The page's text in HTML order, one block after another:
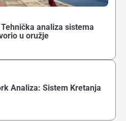
analiza sistema
u oružje
Analiza: Sistem Kretanja
u Srbiji: Vodič za odrasle početnike
u ringu: Zašto tehnika iz treninga ne